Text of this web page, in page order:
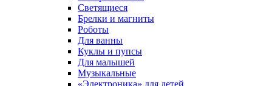
Светящиеся
Брелки и магниты
Роботы
Для ванны
Куклы и пупсы
Для малышей
Музыкальные
«Электроника» для детей